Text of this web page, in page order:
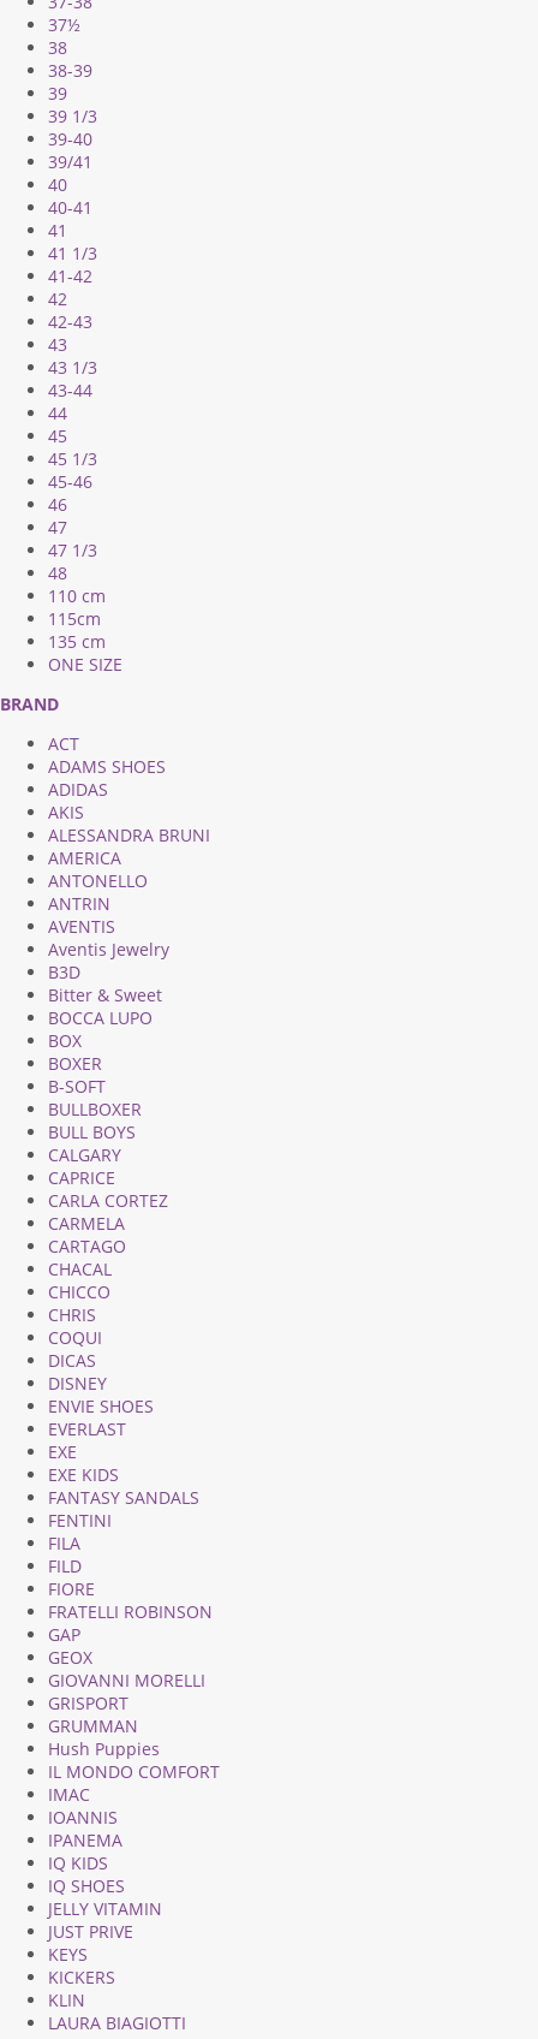
37½
38
38-39
39
39 1/3
39-40
39/41
40
40-41
41
41 1/3
41-42
42
42-43
43
43 1/3
43-44
44
45
45 1/3
45-46
46
47
47 1/3
48
110 cm
115cm
135 cm
ONE SIZE
BRAND
ACT
ADAMS SHOES
ADIDAS
AKIS
ALESSANDRA BRUNI
AMERICA
ANTONELLO
ANTRIN
AVENTIS
Aventis Jewelry
B3D
Bitter & Sweet
BOCCA LUPO
BOX
BOXER
B-SOFT
BULLBOXER
BULL BOYS
CALGARY
CAPRICE
CARLA CORTEZ
CARMELA
CARTAGO
CHACAL
CHICCO
CHRIS
COQUI
DICAS
DISNEY
ENVIE SHOES
EVERLAST
EXE
EXE KIDS
FANTASY SANDALS
FENTINI
FILA
FILD
FIORE
FRATELLI ROBINSON
GAP
GEOX
GIOVANNI MORELLI
GRISPORT
GRUMMAN
Hush Puppies
IL MONDO COMFORT
IMAC
IOANNIS
IPANEMA
IQ KIDS
IQ SHOES
JELLY VITAMIN
JUST PRIVE
KEYS
KICKERS
KLIN
LAURA BIAGIOTTI